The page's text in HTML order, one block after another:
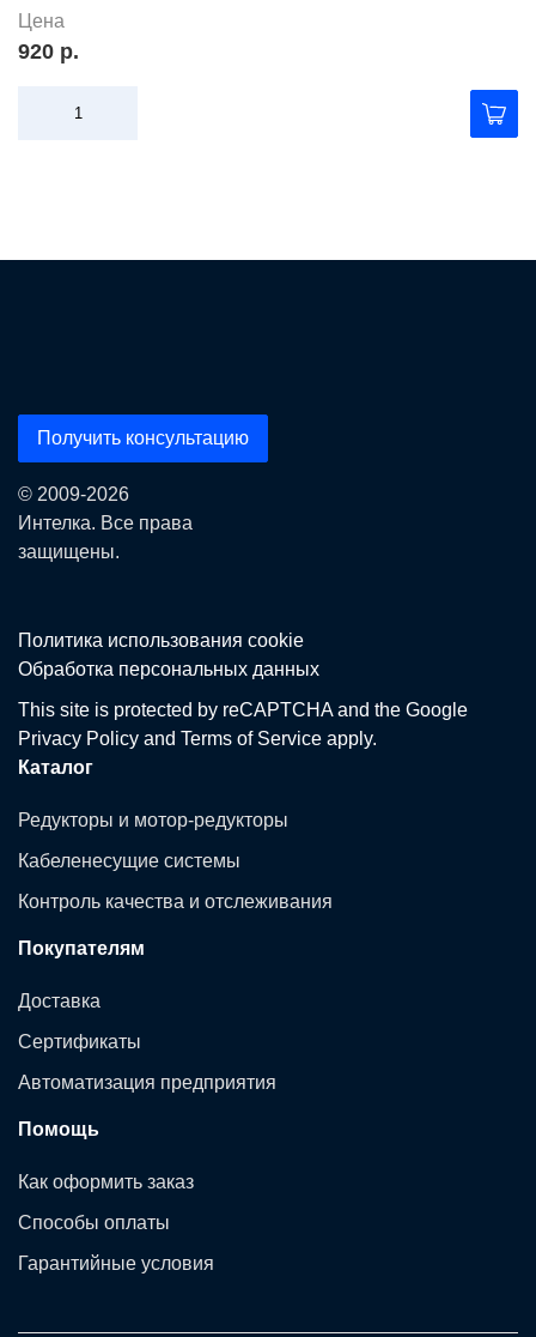
Цена
920 р.
Получить консультацию
© 2009-2026
Интелка. Все права
защищены.
Политика использования сookie
Обработка персональных данных
This site is protected by reCAPTCHA and the Google
Privacy Policy and Terms of Service apply.
Каталог
Редукторы и мотор-редукторы
Кабеленесущие системы
Контроль качества и отслеживания
Покупателям
Доставка
Сертификаты
Автоматизация предприятия
Помощь
Как оформить заказ
Способы оплаты
Гарантийные условия